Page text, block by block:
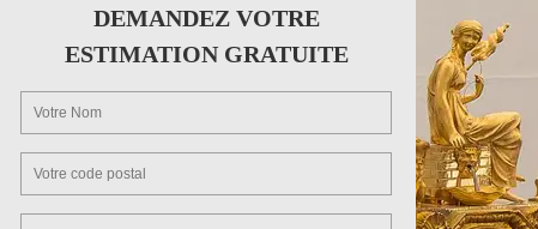
DEMANDEZ VOTRE
ESTIMATION GRATUITE